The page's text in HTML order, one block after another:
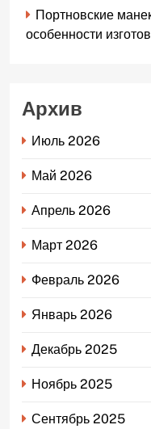
Портновские
особенности
Архив
Июль 2026
Май 2026
Апрель 2026
Март 2026
Февраль 2026
Январь 2026
Декабрь 2025
Ноябрь 2025
Сентябрь 2025